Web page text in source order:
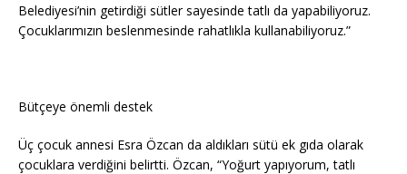
Belediyesi’nin getirdiği sütler sayesinde tatlı da yapabiliyoruz.
Çocuklarımızın beslenmesinde rahatlıkla kullanabiliyoruz.”
Bütçeye önemli destek
Üç çocuk annesi Esra Özcan da aldıkları sütü ek gıda olarak
çocuklara verdiğini belirtti. Özcan, “Yoğurt yapıyorum, tatlı